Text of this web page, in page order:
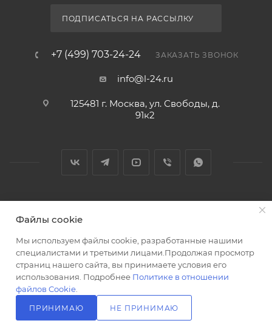
В КОРЗИНУ
ПОДПИСАТЬСЯ НА РАССЫЛКУ
+7 (499) 703-24-24 ЗАКАЗАТЬ ЗВОНОК
info@l-24.ru
125481 г. Москва, ул. Свободы, д.
91к2
Разработка сайта
Файлы cookie
Мы используем файлы cookie, разработанные нашими
специалистами и третьими лицами.Продолжая просмотр
страниц нашего сайта, вы принимаете условия его
использования. Подробнее Политике в отношении
файлов Cookie
ПРИНИМАЮ НЕ ПРИНИМАЮ